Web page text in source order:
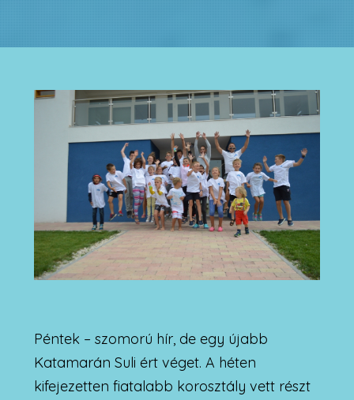
Péntek – szomorú hír, de egy újabb
Katamarán Suli ért véget. A héten
kifejezetten fiatalabb korosztály vett részt